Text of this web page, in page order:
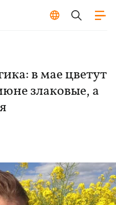
в мае цветут
злаковые, а